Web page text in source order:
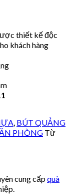
thiết kế độc
khách hàng
, BÚT QUẢNG
PHÒNG Từ
cung cấpquà